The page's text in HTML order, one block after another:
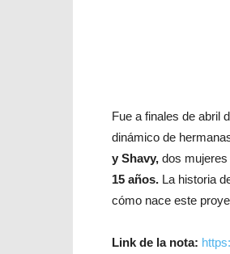
Fue a finales de abril
dinámico de
y Shavy, dos
15 años. La historia
cómo nace este
Link de la nota: